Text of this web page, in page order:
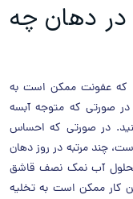
دهان چه
که عفونت ممکن است به
صورتی که متوجه آبسه
در صورتی که احساس
چند مرتبه در روز دهان
محلول آب نمک نصف قاشق
کار ممکن است به تخلیه